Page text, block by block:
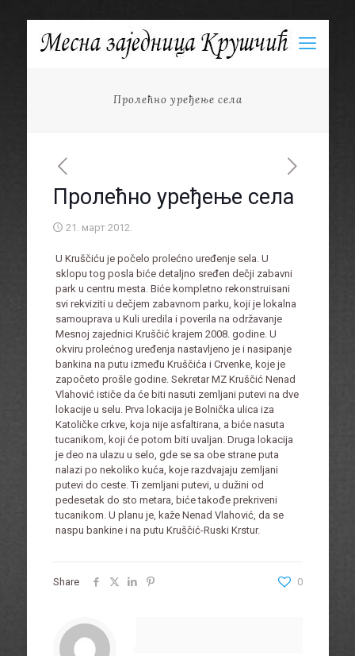
Пролећно уређење села
Пролећно уређење села
21. март 2012.
U Kruščiću je počelo prolećno uređenje sela. U
sklopu tog posla biće detaljno sređen dečji zabavni
park u centru mesta. Biće kompletno rekonstruisani
svi rekviziti u dečjem zabavnom parku, koji je lokalna
samouprava u Kuli uredila i poverila na održavanje
Mesnoj zajednici Kruščić krajem 2008. godine. U
okviru prolećnog uređenja nastavljeno je i nasipanje
bankina na putu između Kruščića i Crvenke, koje je
započeto prošle godine. Sekretar MZ Kruščić Nenad
Vlahović ističe da će biti nasuti zemljani putevi na dve
lokacije u selu. Prva lokacija je Bolnička ulica iza
Katoličke crkve, koja nije asfaltirana, a biće nasuta
tucanikom, koji će potom biti uvaljan. Druga lokacija
je deo na ulazu u selo, gde se sa obe strane puta
nalazi po nekoliko kuća, koje razdvajaju zemljani
putevi do ceste. Ti zemljani putevi, u dužini od
pedesetak do sto metara, biće takođe prekriveni
tucanikom. U planu je, kaže Nenad Vlahović, da se
naspu bankine i na putu Kruščić-Ruski Krstur.
Share 0